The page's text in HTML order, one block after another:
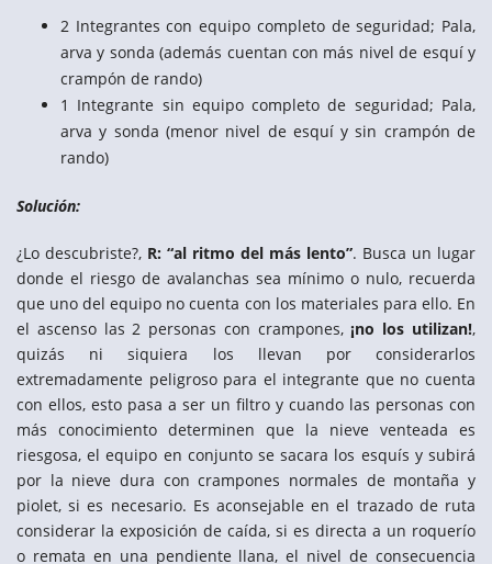
2 Integrantes con equipo completo de seguridad; Pala,
arva y sonda (además cuentan con más nivel de esquí y
crampón de rando)
1 Integrante sin equipo completo de seguridad; Pala,
arva y sonda (menor nivel de esquí y sin crampón de
rando)
Solución:
¿Lo descubriste?, R: “al ritmo del más lento”. Busca un lugar
donde el riesgo de avalanchas sea mínimo o nulo, recuerda
que uno del equipo no cuenta con los materiales para ello. En
el ascenso las 2 personas con crampones,¡no los utilizan!,
quizás ni siquiera los llevan por considerarlos
extremadamente peligroso para el integrante que no cuenta
con ellos, esto pasa a ser un filtro y cuando las personas con
más conocimiento determinen que la nieve venteada es
riesgosa, el equipo en conjunto se sacara los esquís y subirá
por la nieve dura con crampones normales de montaña y
piolet, si es necesario. Es aconsejable en el trazado de ruta
considerar la exposición de caída, si es directa a un roquerío
o remata en una pendiente llana, el nivel de consecuencia